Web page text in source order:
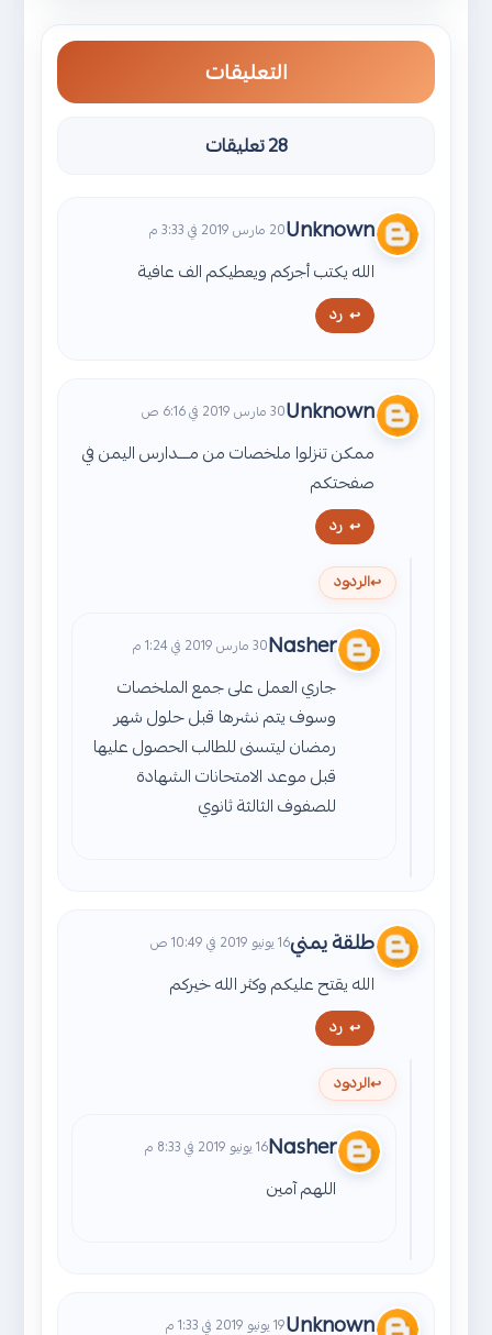
التعليقات
28 تعليقات
Unknown20 مارس 2019 في 3:33 م
الله يكتب أجركم ويعطيكم الف عافية
رد
Unknown30 مارس 2019 في 6:16 ص
ممكن تنزلوا ملخصات من مـــدارس اليمن في
صفحتكم
رد
الردود
Nasher30 مارس 2019 في 1:24 م
جاري العمل على جمع الملخصات
وسوف يتم نشرها قبل حلول شهر
رمضان ليتسنى للطالب الحصول عليها
قبل موعد الامتحانات الشهادة
للصفوف الثالثة ثانوي
طلقة يمني16 يونيو 2019 في 10:49 ص
الله يقتح عليكم وكثر الله خيركم
رد
الردود
Nasher16 يونيو 2019 في 8:33 م
اللهم آمين
Unknown19 يونيو 2019 في 1:33 م